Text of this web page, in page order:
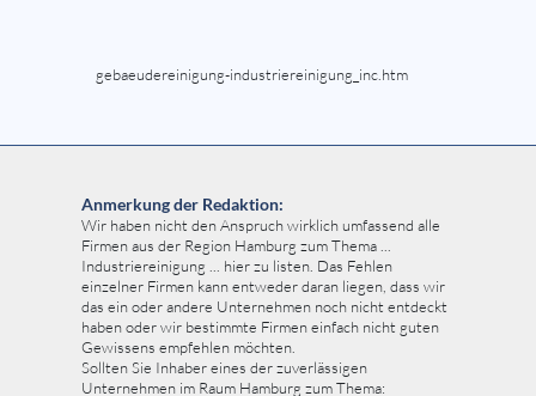
gebaeudereinigung-industriereinigung_inc.htm
Anmerkung der Redaktion:
Wir haben nicht den Anspruch wirklich umfassend alle
Firmen aus der Region Hamburg zum Thema ...
Industriereinigung ... hier zu listen. Das Fehlen
einzelner Firmen kann entweder daran liegen, dass wir
das ein oder andere Unternehmen noch nicht entdeckt
haben oder wir bestimmte Firmen einfach nicht guten
Gewissens empfehlen möchten.
Sollten Sie Inhaber eines der zuverlässigen
Unternehmen im Raum Hamburg zum Thema: